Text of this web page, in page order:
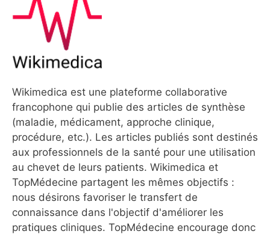
Wikimedica est une plateforme collaborative
francophone qui publie des articles de synthèse
(maladie, médicament, approche clinique,
procédure, etc.). Les articles publiés sont destinés
aux professionnels de la santé pour une utilisation
au chevet de leurs patients. Wikimedica et
TopMédecine partagent les mêmes objectifs :
nous désirons favoriser le transfert de
connaissance dans l'objectif d'améliorer les
pratiques cliniques. TopMédecine encourage donc